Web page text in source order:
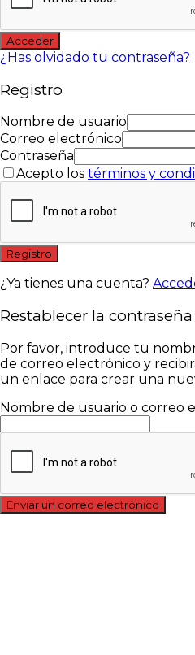
Acceder
¿Has olvidado tu contraseña?
Registro
Nombre de usuario
Correo electrónico
Contraseña
Acepto los términos y
Registro
¿Ya tienes una cuenta?
Restablecer la contraseña
Por favor, introduce tu
de correo electrónico y
un enlace para crear una
Nombre de usuario o correo
Enviar un correo electrónico